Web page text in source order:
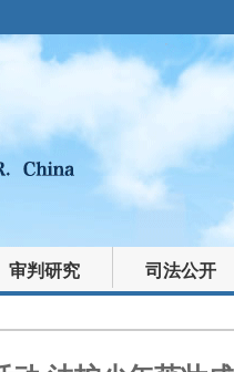
审判研究 司法公开